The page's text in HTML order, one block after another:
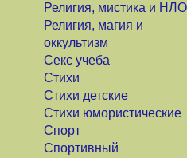
Религия, мистика и НЛО
Религия, магия и
оккультизм
Секс учеба
Стихи
Стихи детские
Стихи юмористические
Спорт
Спортивный